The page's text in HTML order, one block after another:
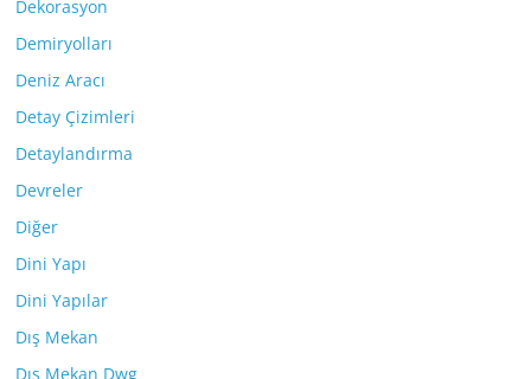
Dekorasyon
Demiryolları
Deniz Aracı
Detay Çizimleri
Detaylandırma
Devreler
Diğer
Dini Yapı
Dini Yapılar
Dış Mekan
Dış Mekan Dwg